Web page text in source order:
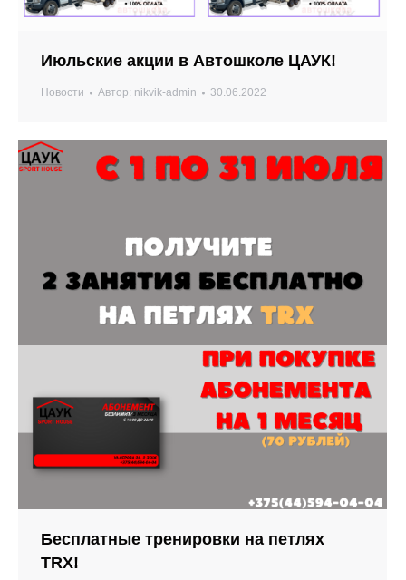
Июльские акции в Автошколе ЦАУК!
Новости Автор: nikvik-admin 30.06.2022
Бесплатные тренировки на петлях
TRX!